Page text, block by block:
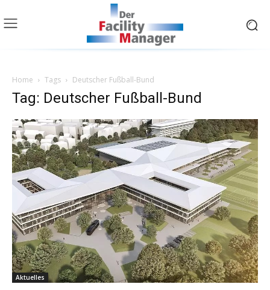
Home Tags Deutscher Fußball-Bund
Tag: Deutscher Fußball-Bund
Aktuelles